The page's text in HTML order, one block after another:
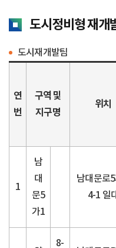
도시정비형 재
도시재개발팀
연
번
구역 및
지구명
위치
1
남
대
문5
가1
남대문로
4-1 일
8-